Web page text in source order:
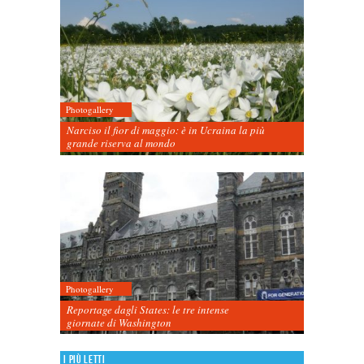
Photogallery
Narciso il fior di maggio: è in Ucraina la più
grande riserva al mondo
Photogallery
Reportage dagli States: le tre intense
giornate di Washington
I più letti